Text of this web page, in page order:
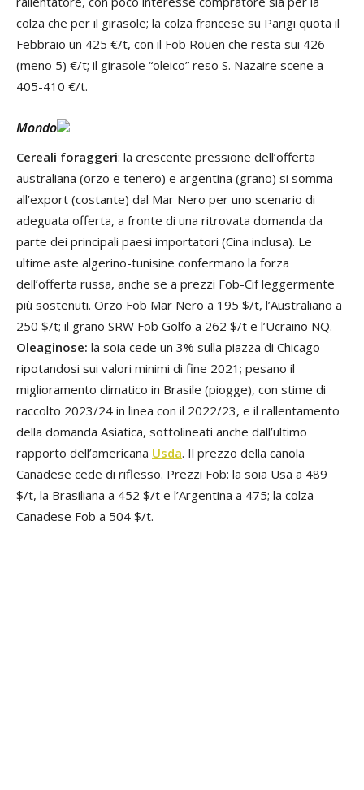
colza che per il girasole; la colza francese su Parigi quota il
Febbraio un 425 €/t, con il Fob Rouen che resta sui 426
(meno 5) €/t; il girasole “oleico” reso S. Nazaire scene a
405-410 €/t.
Mondo
Cereali foraggeri: la crescente pressione dell’offerta
australiana (orzo e tenero) e argentina (grano) si somma
all’export (costante) dal Mar Nero per uno scenario di
adeguata offerta, a fronte di una ritrovata domanda da
parte dei principali paesi importatori (Cina inclusa). Le
ultime aste algerino-tunisine confermano la forza
dell’offerta russa, anche se a prezzi Fob-Cif leggermente
più sostenuti. Orzo Fob Mar Nero a 195 $/t, l’Australiano a
250 $/t; il grano SRW Fob Golfo a 262 $/t e l’Ucraino NQ.
Oleaginose: la soia cede un 3% sulla piazza di Chicago
ripotandosi sui valori minimi di fine 2021; pesano il
miglioramento climatico in Brasile (piogge), con stime di
raccolto 2023/24 in linea con il 2022/23, e il rallentamento
della domanda Asiatica, sottolineati anche dall’ultimo
rapporto dell’americana Usda. Il prezzo della canola
Canadese cede di riflesso. Prezzi Fob: la soia Usa a 489
$/t, la Brasiliana a 452 $/t e l’Argentina a 475; la colza
Canadese Fob a 504 $/t.